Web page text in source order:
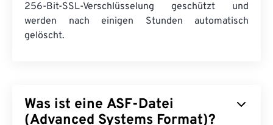
256-Bit-SSL-Verschlüsselung geschützt und
werden nach einigen Stunden automatisch
gelöscht.
Was ist eine ASF-Datei
(Advanced Systems Format)?